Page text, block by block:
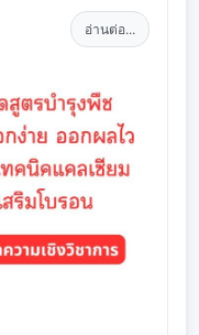
อ่านต่อ...